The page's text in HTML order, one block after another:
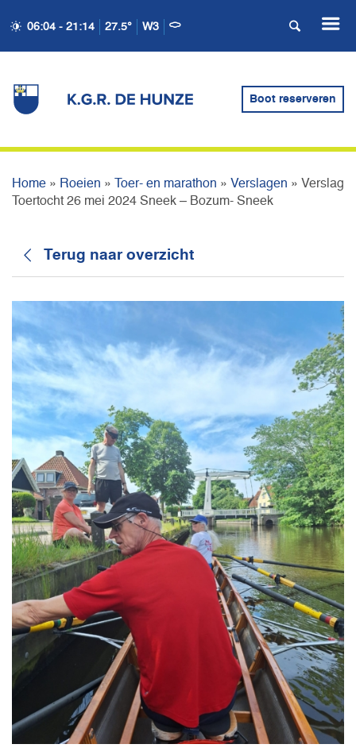
06:04 - 21:14 27.5° W3
Boot reserveren
MEI 2024 SNEEK – BOZUM-
Home » Roeien » Toer- en marathon » Verslagen » Verslag
Toertocht 26 mei 2024 Sneek – Bozum- Sneek
Terug naar overzicht